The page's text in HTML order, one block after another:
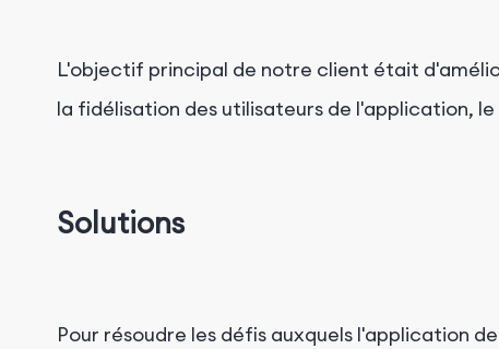
L'objectif principal de notre client était
la fidélisation des utilisateurs de l'application,
Solutions
Pour résoudre les défis auxquels l'application